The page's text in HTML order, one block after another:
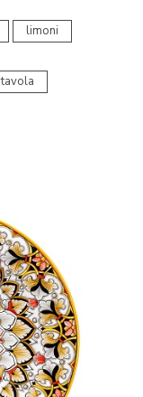
limoni
tavola